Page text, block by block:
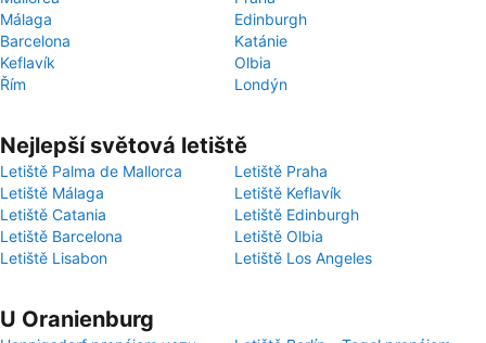
Málaga
Edinburgh
Barcelona
Katánie
Keflavík
Olbia
Řím
Londýn
Nejlepší světová letiště
Letiště Palma de Mallorca
Letiště Praha
Letiště Málaga
Letiště Keflavík
Letiště Catania
Letiště Edinburgh
Letiště Barcelona
Letiště Olbia
Letiště Lisabon
Letiště Los Angeles
U Oranienburg